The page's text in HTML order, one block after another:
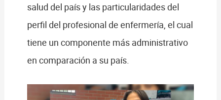
salud del país y las particularidades del
perfil del profesional de enfermería, el cual
tiene un componente más administrativo
en comparación a su país.